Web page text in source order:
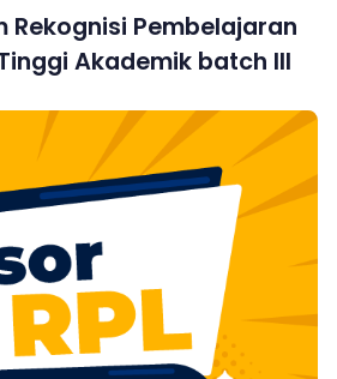
Pembelajaran
Akademik batch III